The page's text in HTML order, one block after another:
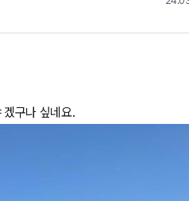
구나 싶네요.